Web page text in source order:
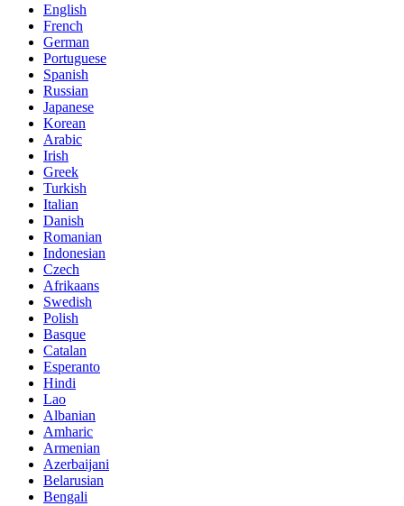
English
French
German
Portuguese
Spanish
Russian
Japanese
Korean
Arabic
Irish
Greek
Turkish
Italian
Danish
Romanian
Indonesian
Czech
Afrikaans
Swedish
Polish
Basque
Catalan
Esperanto
Hindi
Lao
Albanian
Amharic
Armenian
Azerbaijani
Belarusian
Bengali